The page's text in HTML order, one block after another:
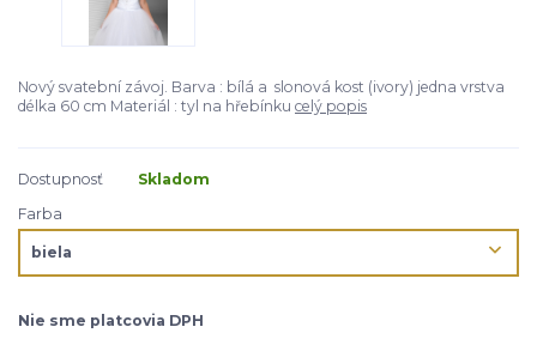
Nový svatební závoj. Barva : bílá a slonová kost (ivory) jedna vrstva
délka 60 cm Materiál : tyl na hřebínku celý popis
Dostupnosť
Skladom
Farba
Nie sme platcovia DPH